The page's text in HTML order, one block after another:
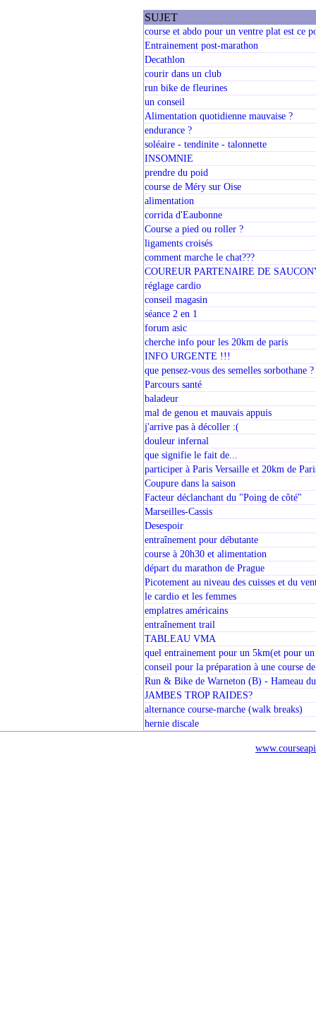
SUJET
course et abdo pour un ventre plat est ce
Entrainement post-marathon
Decathlon
courir dans un club
run bike de fleurines
un conseil
Alimentation quotidienne mauvaise ?
endurance ?
soléaire - tendinite - talonnette
INSOMNIE
prendre du poid
course de Méry sur Oise
alimentation
corrida d'Eaubonne
Course a pied ou roller ?
ligaments croisés
comment marche le chat???
COUREUR PARTENAIRE DE
réglage cardio
conseil magasin
séance 2 en 1
forum asic
cherche info pour les 20km de paris
INFO URGENTE !!!
que pensez-vous des semelles sorbothane ?
Parcours santé
baladeur
mal de genou et mauvais appuis
j'arrive pas à décoller :(
douleur infernal
que signifie le fait de...
participer à Paris Versaille et 20km de
Coupure dans la saison
Facteur déclanchant du "Poing de côté"
Marseilles-Cassis
Desespoir
entraînement pour débutante
course à 20h30 et alimentation
départ du marathon de Prague
Picotement au niveau des cuisses et du
le cardio et les femmes
emplatres américains
entraînement trail
TABLEAU VMA
quel entrainement pour un 5km(et pour un
conseil pour la préparation à une course
Run & Bike de Warneton (B) - Hameau
JAMBES TROP RAIDES?
alternance course-marche (walk breaks)
hernie discale